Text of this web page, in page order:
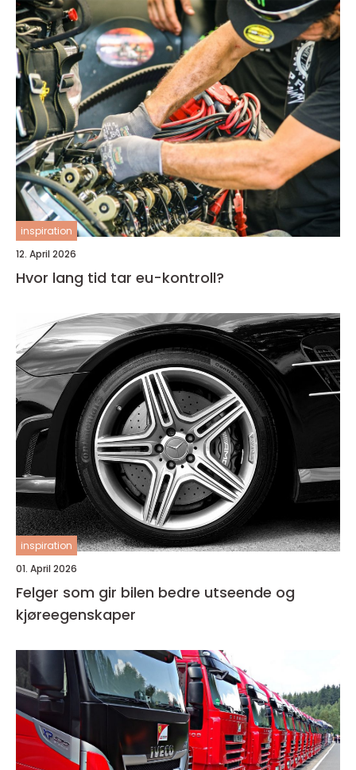
inspiration
12. April 2026
Hvor lang tid tar eu-kontroll?
inspiration
01. April 2026
Felger som gir bilen bedre utseende og
kjøreegenskaper